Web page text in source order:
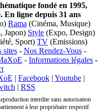
fondé en 1995,
En ligne depuis 31 ans
Rama (Cinéma, Musique)
Japon) Style (Expo, Design)
Sport) TV (Emissions)
sites- Nos Rendez-Vous-
- Informations légales -
| Facebook| Youtube|
| RSS
interdite sans autorisation
à leur propriétaire respectif.